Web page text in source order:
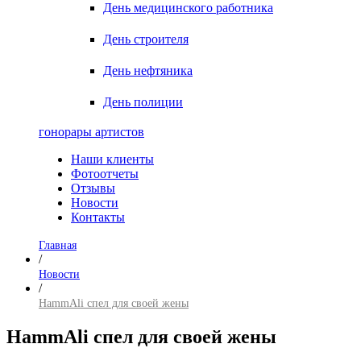
День медицинского работника
День строителя
День нефтяника
День полиции
гонорары артистов
Наши клиенты
Фотоотчеты
Отзывы
Новости
Контакты
Главная
/
Новости
/
HammAli спел для своей жены
HammAli спел для своей жены